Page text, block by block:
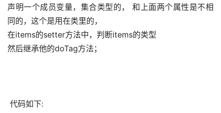
声明一个成员变量，集合类型的， 和上面两个属性是不相
同的，这个是用在类里的，
在items的setter方法中，判断items的类型
然后继承他的doTag方法；
代码如下: